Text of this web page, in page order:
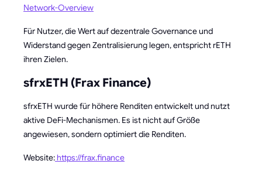
Network-Overview
Für Nutzer, die Wert auf dezentrale Governance und
Widerstand gegen Zentralisierung legen, entspricht rETH
ihren Zielen.
sfrxETH (Frax Finance)
sfrxETH wurde für höhere Renditen entwickelt und nutzt
aktive DeFi-Mechanismen. Es ist nicht auf Größe
angewiesen, sondern optimiert die Renditen.
Website:https://frax.finance